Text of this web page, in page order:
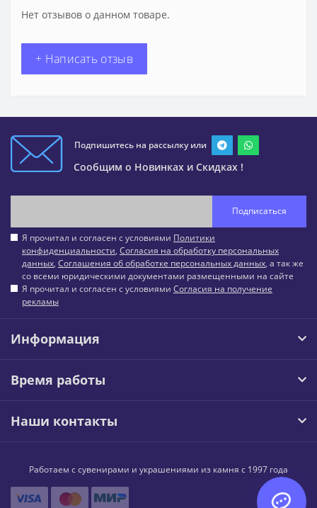
Нет отзывов о данном товаре.
+ Написать отзыв
Подпишитесь на рассылку или
Сообщим о Новинках и Скидках !
Подписаться
Я прочитал и согласен с условиями Политики
конфиденциальности, Согласия на обработку персональных
данных, Соглашения об обработке персональных данных, а так же
со всеми юридическими документами размещенными на сайте
Я прочитал и согласен с условиями Согласия на получение
рекламы
Информация
Время работы
Наши контакты
Работаем с сувенирами и украшениями из камня с 1997 года